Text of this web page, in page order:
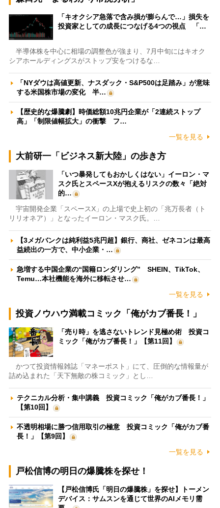
「キオクシア急落で含み損が膨らんで…」損失を
投資家としての成長につなげる4つの視点 「…
半導体株を中心に相場の調整色が強まり、7月中旬にはキオク
シアホールディングスがストップ安をつけるな…
「NYダウは高値更新、ナスダック・S&P500は足踏み」が意味
する米国株市場の変化 半…
【歴史的な爆騰劇】時価総額10兆円企業が「2連続ストップ
高」「制限値幅拡大」の衝撃 フ…
一覧を見る
大前研一「ビジネス新大陸」の歩き方
「いつ暴発してもおかしくはない」イーロン・マ
スク氏とスペースXが抱えるリスクの数々「絶対
的…
宇宙開発企業「スペースX」の上場で史上初の「兆万長者（ト
リリオネア）」となったイーロン・マスク氏。…
【3メガバンクは純利益5兆円超】銀行、商社、ゼネコンは最高
益続出の一方で、中小企業・…
急増する中国企業の“国籍ロンダリング” SHEIN、TikTok、
Temu…本社機能を海外に移転させ…
一覧を見る
投資ノウハウ満載コミック「俺がカブ番長！」
「売り時」を逃さないトレンド見極め術 投資コ
ミック「俺がカブ番長！」【第11回】
かつて投資情報雑誌「マネーポスト」にて、圧倒的な情報量が
詰め込まれた「天下無敵の株コミック」とし…
テクニカル分析・集中講義 投資コミック「俺がカブ番長！」
【第10回】
不透明相場に勝つ信用取引の極意 投資コミック「俺がカブ番
長！」【第9回】
一覧を見る
戸松信博の明日の爆騰株を探せ！
【戸松信博氏「明日の爆騰株」を探せ】トーメン
デバイス：サムスンを通じて世界のAIメモリ需